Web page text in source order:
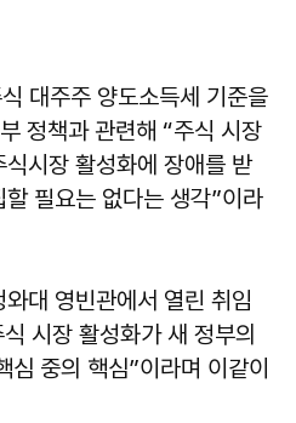
대주주 양도소득세 기준을
정책과 관련해 “주식 시장
시장 활성화에 장애를 받
필요는 없다는 생각”이라
대 영빈관에서 열린 취임
시장 활성화가 새 정부의
중의 핵심”이라며 이같이